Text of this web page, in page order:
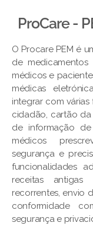
ProCare -
O Procare PEM é
de
médicos e
médicas
integrar com
cidadão, cartão da
de informação
médicos
segurança e
funcionalidades
receitas
recorrentes, envio
conformidade
segurança e